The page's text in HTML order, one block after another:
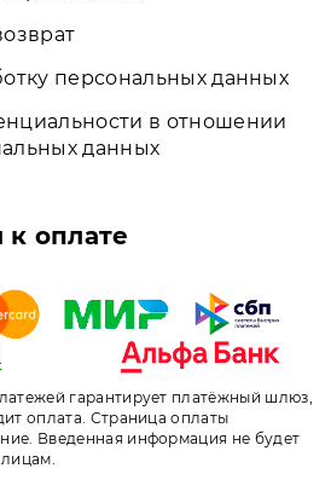
персональных данных
в отношении
данных
оплате
гарантирует платёжный шлюз,
оплата. Страница оплаты
Введенная информация не будет